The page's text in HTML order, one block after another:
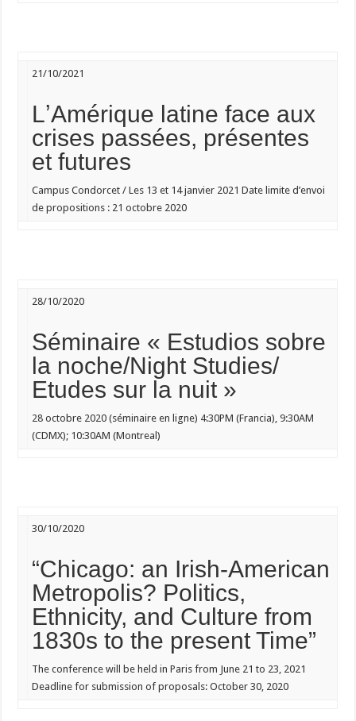
21/10/2021
LʼAmérique latine face aux
crises passées, présentes
et futures
Campus Condorcet / Les 13 et 14 janvier 2021 Date limite d’envoi
de propositions : 21 octobre 2020
28/10/2020
Séminaire « Estudios sobre
la noche/Night Studies/
Etudes sur la nuit »
28 octobre 2020 (séminaire en ligne) 4:30PM (Francia), 9:30AM
(CDMX); 10:30AM (Montreal)
30/10/2020
“Chicago: an Irish-American
Metropolis? Politics,
Ethnicity, and Culture from
1830s to the present Time”
The conference will be held in Paris from June 21 to 23, 2021
Deadline for submission of proposals: October 30, 2020